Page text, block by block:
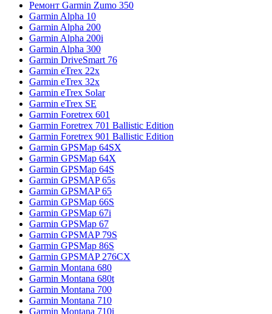
Ремонт Garmin Zumo 350
Garmin Alpha 10
Garmin Alpha 200
Garmin Alpha 200i
Garmin Alpha 300
Garmin DriveSmart 76
Garmin eTrex 22x
Garmin eTrex 32x
Garmin eTrex Solar
Garmin eTrex SE
Garmin Foretrex 601
Garmin Foretrex 701 Ballistic Edition
Garmin Foretrex 901 Ballistic Edition
Garmin GPSMap 64SX
Garmin GPSMap 64X
Garmin GPSMap 64S
Garmin GPSMAP 65s
Garmin GPSMAP 65
Garmin GPSMap 66S
Garmin GPSMap 67i
Garmin GPSMap 67
Garmin GPSMAP 79S
Garmin GPSMap 86S
Garmin GPSMAP 276CX
Garmin Montana 680
Garmin Montana 680t
Garmin Montana 700
Garmin Montana 710
Garmin Montana 710i